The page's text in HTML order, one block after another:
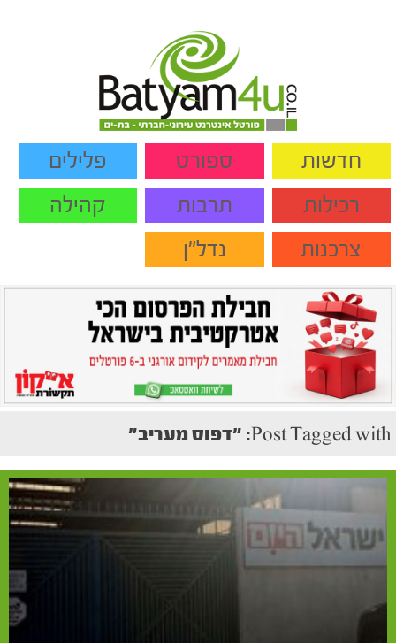
חדשות ספורט
פלילים
רכילות
תרבות
קהילה
צרכנות
נדל"ן
Post Tagged with: "דפוס מעריב"